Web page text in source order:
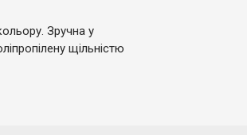
Зручна у
щільністю